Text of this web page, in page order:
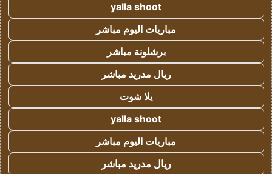
yalla shoot
مباريات اليوم مباشر
برشلونة مباشر
ريال مدريد مباشر
يلا شوت
yalla shoot
مباريات اليوم مباشر
ريال مدريد مباشر